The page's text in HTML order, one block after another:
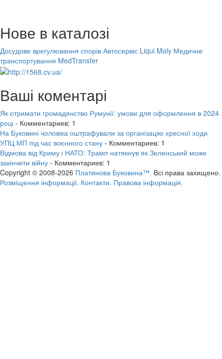
Нове в каталозі
Досудове врегулювання спорів Автосервіс Liqui Moly Медичне
транспортування MedTransfer
Ваші коментарі
Як отримати громадянство Румунії: умови для оформлення в 2024
році - Комментариев: 1
На Буковині чоловіка оштрафували за організацію хресної ходи
УПЦ МП під час воєнного стану - Комментариев: 1
Відмова від Криму і НАТО: Трамп натякнув як Зеленський може
закінчити війну - Комментариев: 1
Copyright © 2008-2026 Платинова Буковина™. Всі права захищено.
Розміщення інформації. Контакти. Правова інформація.